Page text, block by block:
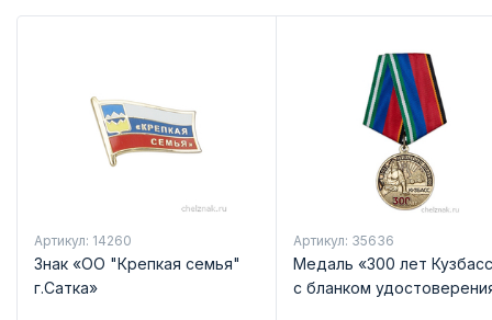
Артикул: 14260
Знак «ОО "Крепкая семья"
г.Сатка»
Артикул: 35636
Медаль «300 лет
с бланком